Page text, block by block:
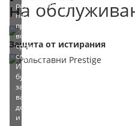
на
растрескивается
на
протяжении
всего
срока
службы.
Изделия
будут
защищать
ваш
дом
и
Защита от истирания